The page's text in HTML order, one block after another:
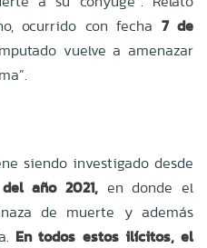
ocurrido con fecha 7 de
vuelve a amenazar
siendo investigado desde
año 2021,en donde el
de muerte y además
En todos estos ilícitos, el